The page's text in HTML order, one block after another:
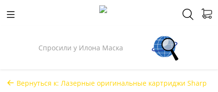
Спросили у Илона Маска
Вернуться к: Лазерные оригинальные картриджи Sharp